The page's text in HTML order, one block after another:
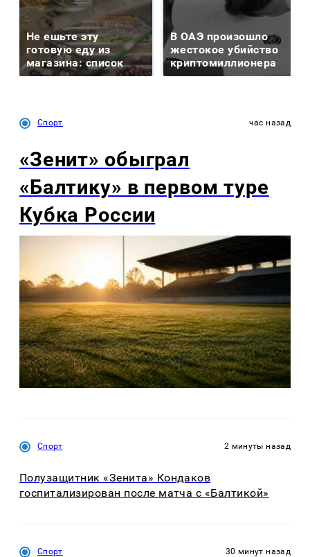
Не ешьте эту
готовую еду из
магазина: список
В ОАЭ произошло
жестокое убийство
криптомиллионера
Спорт час назад
«Зенит» обыграл
«Балтику» в первом туре
Кубка России
Спорт 2 минуты назад
Полузащитник «Зенита» Кондаков
госпитализирован после матча с «Балтикой»
Спорт 30 минут назад